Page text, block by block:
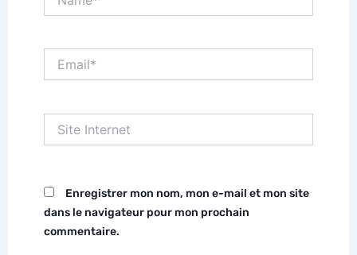
Internet
Enregistrer mon nom, mon e-mail et mon site
dans le navigateur pour mon prochain
commentaire.